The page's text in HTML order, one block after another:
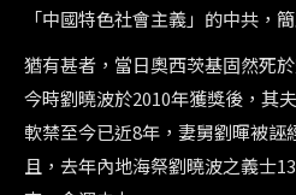
「中國特色社會主義」的中共，
猶有甚者，當日奧西茨基固然死
今時劉曉波於2010年獲獎後，其
軟禁至今已近8年，妻舅劉暉被誣
且，去年內地海祭劉曉波之義士